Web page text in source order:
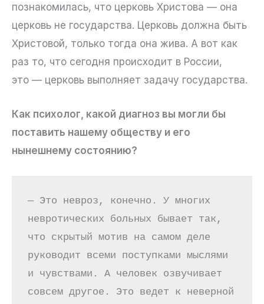
познакомилась, что церковь Христова — она
церковь не государства. Церковь должна быть
Христовой, только тогда она жива. А вот как
раз то, что сегодня происходит в России,
это — церковь выполняет задачу государства.
Как психолог, какой диагноз вы могли бы
поставить нашему обществу и его
нынешнему состоянию?
— Это невроз, конечно. У многих
невротических больных бывает так,
что скрытый мотив на самом деле
руководит всеми поступками мыслями
и чувствами. А человек озвучивает
совсем другое. Это ведет к неверной